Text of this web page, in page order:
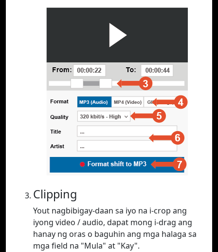
Clipping
Yout nagbibigay-daan sa iyo na i-crop ang
iyong video / audio, dapat mong i-drag ang
hanay ng oras o baguhin ang mga halaga sa
mga field na "Mula" at "Kay".